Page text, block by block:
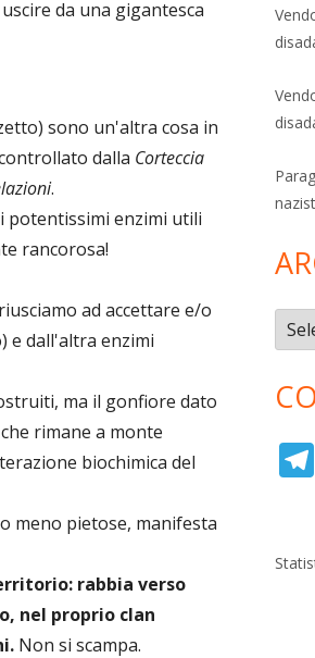
da una gigantesca
sono un'altra cosa in
dalla Corteccia
.
potentissimi enzimi utili
rancorosa!
ad accettare e/o
e dall'altra enzimi
ma il gonfiore dato
rimane a monte
biochimica del
meno pietose, manifesta
rabbia verso
nel proprio clan
Non si scampa.